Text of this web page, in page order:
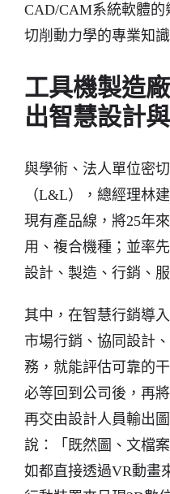
CAD/CAM系統軟體的
切削動力學的專業知識
工具機製造
出智慧設計
與學術、法人單位密
（L&L），總經理林
現有產品線，將25年
用、複合機種；並率
設計、製造、行銷、
其中，在智慧行銷導
市場行銷、協同設計
務，就能評估可靠的
必等回到公司後，再
再交由設計人員輸出
說：「既然圖、文檔
如都直接透過VR動畫